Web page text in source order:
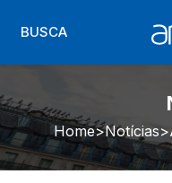
BUSCA
Home Notícias